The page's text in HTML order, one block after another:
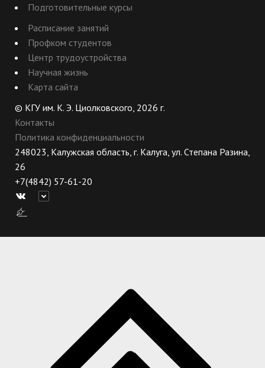
Подготовительные курсы
Расписание занятий
Профком студентов
Центр трудоустройства
Научная жизнь
Карта сайта
© КГУ им. К. Э. Циолковского, 2026 г.
Контакты
Политика конфиденциальности
248023, Калужская область, г. Калуга, ул. Степана Разина,
26
+7(4842) 57-61-20